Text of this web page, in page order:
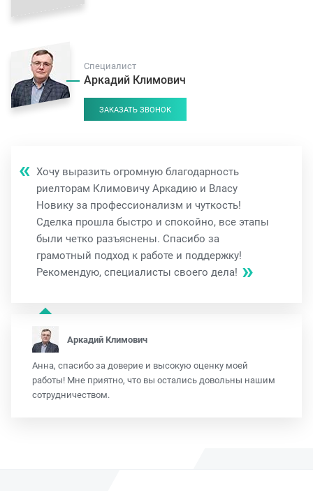
Специалист
Аркадий Климович
ЗАКАЗАТЬ ЗВОНОК
Хочу выразить огромную благодарность
риелторам Климовичу Аркадию и Власу
Новику за профессионализм и чуткость!
Сделка прошла быстро и спокойно, все этапы
были четко разъяснены. Спасибо за
грамотный подход к работе и поддержку!
Рекомендую, специалисты своего дела!
Аркадий Климович
Анна, спасибо за доверие и высокую оценку моей
работы! Мне приятно, что вы остались довольны нашим
сотрудничеством.